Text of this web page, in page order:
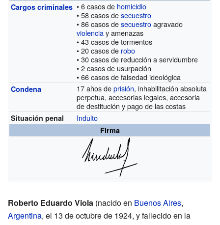
Cargos criminales • 6 casos de homicidio
• 58 casos desecuestro
• 86 casos desecuestroagravado
violenciay amenazas
• 43 casos de tormentos
• 20 casos de robo
• 30 casos de reducción a servidumbre
• 2 casos de usurpación
• 66 casos de falsedad ideológica
Condena 17 años deprisión, inhabilitación absoluta
perpetua, accesorias legales, accesoria
de destitución y pago de las costas
Situación penal Indulto
Firma
Roberto Eduardo Viola (nacido en Buenos Aires,
Argentina, el 13 de octubre de 1924, y fallecido en la